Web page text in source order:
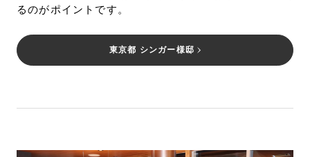
るのがポイントです。
東京都 シンガー様邸